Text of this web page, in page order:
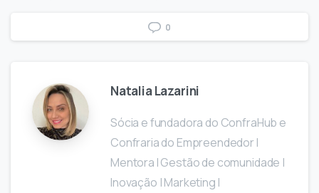
0
Natalia Lazarini
Sócia e fundadora do ConfraHub e
Confraria do Empreendedor I
Mentora I Gestão de comunidade |
Inovação | Marketing I